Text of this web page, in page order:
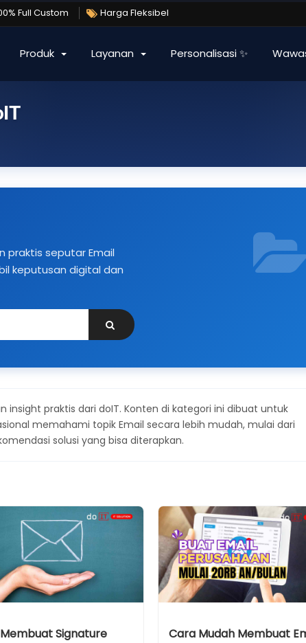
Full Custom Harga Fleksibel
Produk Layanan Personalisasi ✨
praktis seputar Email
keputusan digital dan
insight praktis dari doIT. Konten di kategori ini dibuat untuk
memahami topik Email secara lebih mudah, mulai dari
solusi yang bisa diterapkan.
Signature
Cara Mudah Membuat